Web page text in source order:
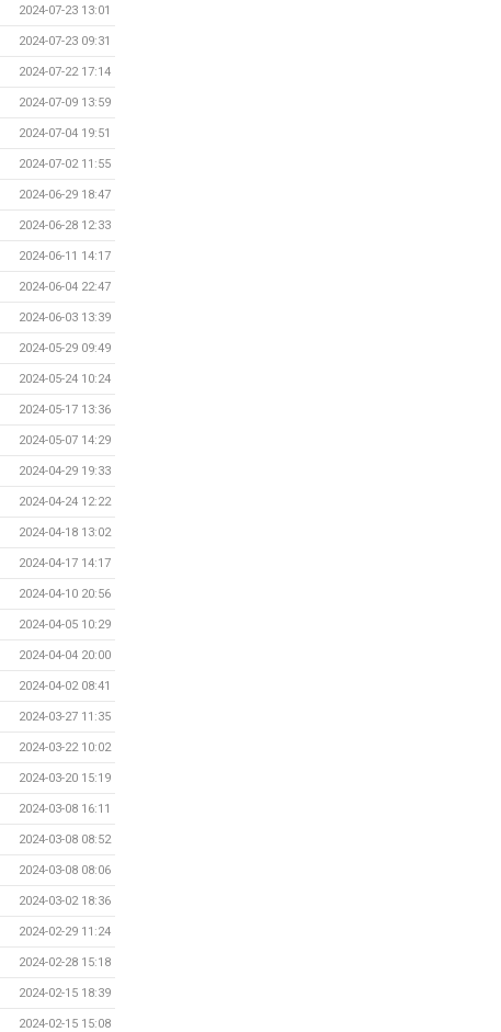
2024-07-23 13:01
2024-07-23 09:31
2024-07-22 17:14
2024-07-09 13:59
2024-07-04 19:51
2024-07-02 11:55
2024-06-29 18:47
2024-06-28 12:33
2024-06-11 14:17
2024-06-04 22:47
2024-06-03 13:39
2024-05-29 09:49
2024-05-24 10:24
2024-05-17 13:36
2024-05-07 14:29
2024-04-29 19:33
2024-04-24 12:22
2024-04-18 13:02
2024-04-17 14:17
2024-04-10 20:56
2024-04-05 10:29
2024-04-04 20:00
2024-04-02 08:41
2024-03-27 11:35
2024-03-22 10:02
2024-03-20 15:19
2024-03-08 16:11
2024-03-08 08:52
2024-03-08 08:06
2024-03-02 18:36
2024-02-29 11:24
2024-02-28 15:18
2024-02-15 18:39
2024-02-15 15:08